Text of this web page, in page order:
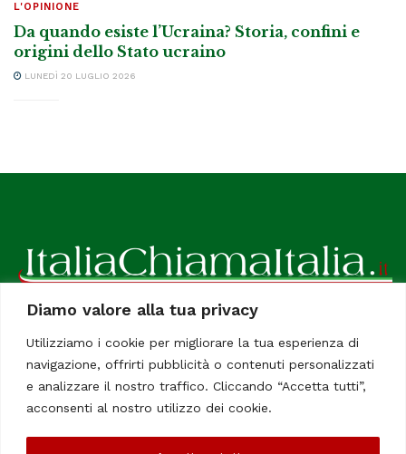
Diamo valore alla tua privacy
Utilizziamo i cookie per migliorare la tua esperienza di
navigazione, offrirti pubblicità o contenuti personalizzati
e analizzare il nostro traffico. Cliccando “Accetta tutti”,
acconsenti al nostro utilizzo dei cookie.
L'OPINIONE
Da quando esiste l’Ucraina? Storia, confini e
origini dello Stato ucraino
LUNEDÌ 20 LUGLIO 2026
ItaliaChiamaItalia, il TUO quotidiano online preferito.
Dedicato in particolare a tutti gli italiani residenti all'estero.
Tutti i diritti sono riservati. Quotidiano online indipendente